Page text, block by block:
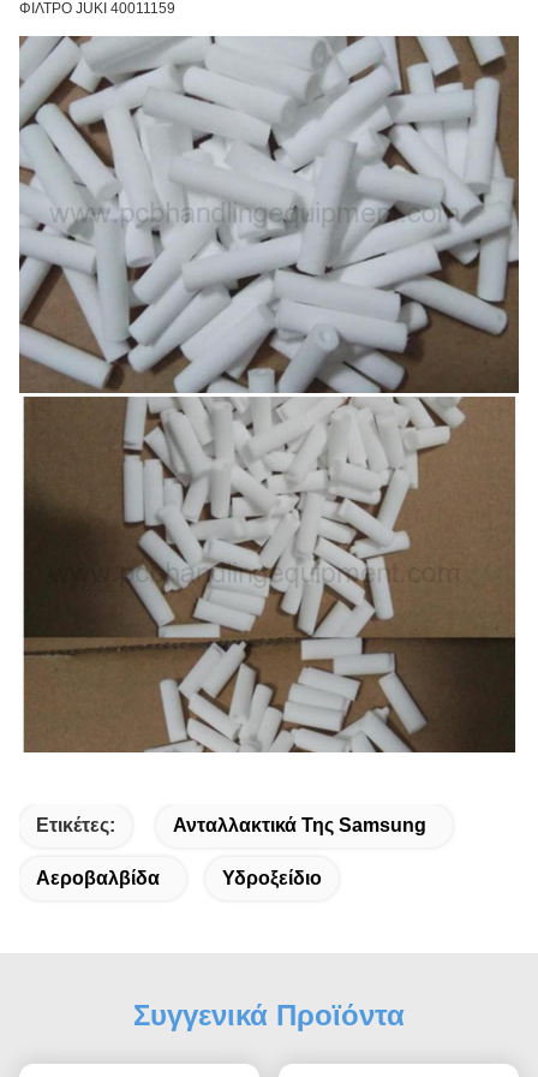
ΦΙΛΤΡΟ JUKI 40011159
Ετικέτες: Ανταλλακτικά Της Samsung
Αεροβαλβίδα Υδροξείδιο
Συγγενικά Προϊόντα